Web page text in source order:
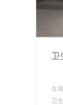
卫
在
卫